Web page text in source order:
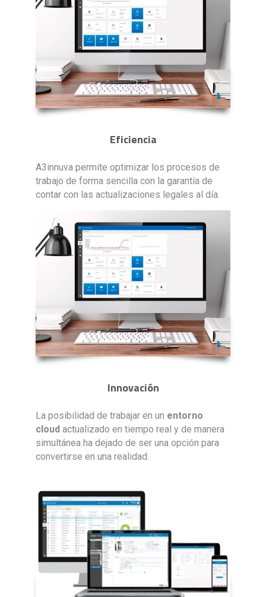
Eficiencia
A3innuva permite optimizar los procesos de
trabajo de forma sencilla con la garantía de
contar con las actualizaciones legales al día.
Innovación
La posibilidad de trabajar en un entorno
cloud actualizado en tiempo real y de manera
simultánea ha dejado de ser una opción para
convertirse en una realidad.